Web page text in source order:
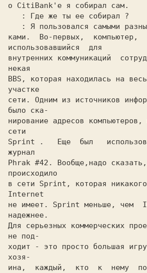
о CitiBank'е я собирал сам.
: Где же ты ее собирал ?
: Я пользовался самыми
ками.  Во-первых,  компьютер,
использовавшийся  для
внутренних коммуникаций
некая
BBS, которая находилась на
участке
сети. Одним из источников
было ска-
нирование адресов
сети
Sprint .   Еще  был
журнал
Phrak #42. Вообще,надо
происходило
в сети Sprint, которая
Internet
не имеет. Sprint меньше, чем
надежнее.
Для серьезных коммерческих
не под-
ходит - это просто большая
хозя-
ина,  каждый,  кто  к  нему